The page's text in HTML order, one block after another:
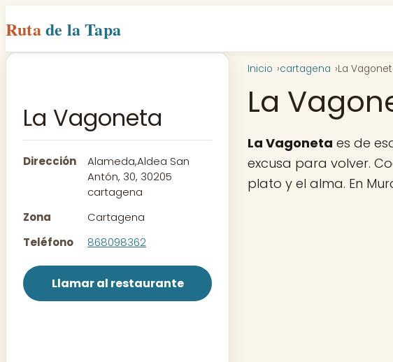
Rutade la Tapa
La Vagoneta
Dirección
Alameda,Aldea San
Antón, 30, 30205
cartagena
Zona
Cartagena
Teléfono
868098362
Llamar al restaurante
Inicio cartagena La
La
La Vagoneta es de
excusa para volver.
plato y el alma. En